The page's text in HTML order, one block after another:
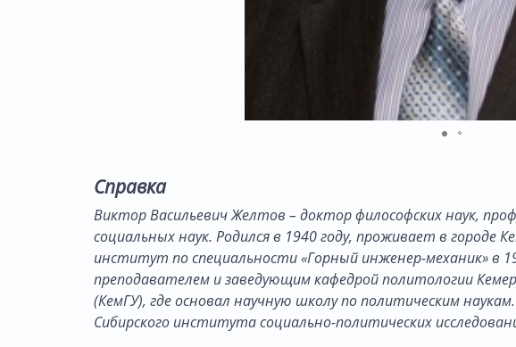
Справка
Виктор Васильевич Желтов – доктор философских наук,
социальных наук. Родился в 1940 году, проживает в городе
институт по специальности «Горный инженер-механик» в
преподавателем и заведующим кафедрой политологии
(КемГУ), где основал научную школу по политическим
Сибирского института социально-политических